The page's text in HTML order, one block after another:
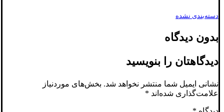
دسته‌بندی نشده
بدون دیدگاه
دیدگاهتان را بنویسید
نشانی ایمیل شما منتشر نخواهد شد. بخش‌های موردنیاز
علامت‌گذاری شده‌اند *